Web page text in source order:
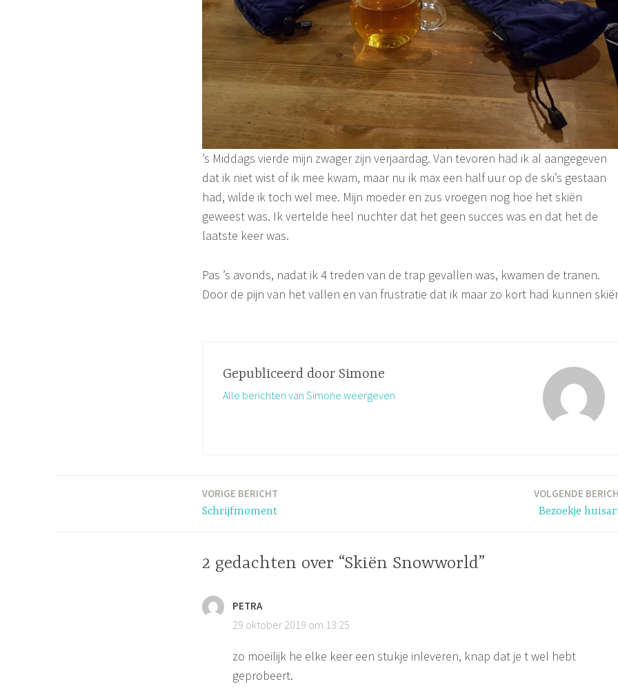
’s Middags vierde mijn zwager zijn verjaardag. Van tevoren had ik al aangegeven
dat ik niet wist of ik mee kwam, maar nu ik max een half uur op de ski’s gestaan
had, wilde ik toch wel mee. Mijn moeder en zus vroegen nog hoe het skiën
geweest was. Ik vertelde heel nuchter dat het geen succes was en dat het de
laatste keer was.
Pas ’s avonds, nadat ik 4 treden van de trap gevallen was, kwamen de tranen.
Door de pijn van het vallen en van frustratie dat ik maar zo kort had kunnen
Gepubliceerd door Simone
Alle berichten van Simone weergeven
VORIGE BERICHT
Schrijfmoment
VOLGENDE
Bezoekje
2 gedachten over “Skiën Snowworld”
PETRA
29 oktober 2019 om 13:25
zo moeilijk he elke keer een stukje inleveren, knap dat je t wel hebt
geprobeert.